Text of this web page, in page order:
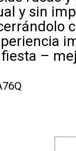
y sin
–